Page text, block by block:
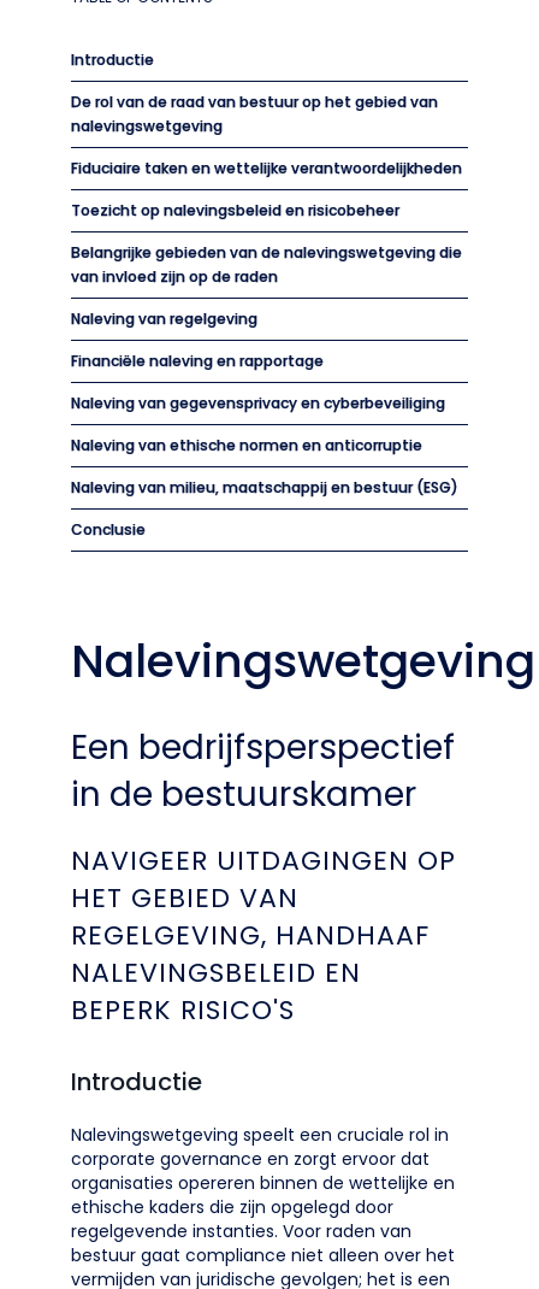
Introductie
De rol van de raad van bestuur op het gebied van
nalevingswetgeving
Fiduciaire taken en wettelijke verantwoordelijkheden
Toezicht op nalevingsbeleid en risicobeheer
Belangrijke gebieden van de nalevingswetgeving die
van invloed zijn op de raden
Naleving van regelgeving
Financiële naleving en rapportage
Naleving van gegevensprivacy en cyberbeveiliging
Naleving van ethische normen en anticorruptie
Naleving van milieu, maatschappij en bestuur (ESG)
Conclusie
Nalevingswetgeving
Een bedrijfsperspectief
in de bestuurskamer
NAVIGEER UITDAGINGEN OP
HET GEBIED VAN
REGELGEVING, HANDHAAF
NALEVINGSBELEID EN
BEPERK RISICO'S
Introductie
Nalevingswetgeving speelt een cruciale rol in
corporate governance en zorgt ervoor dat
organisaties opereren binnen de wettelijke en
ethische kaders die zijn opgelegd door
regelgevende instanties. Voor raden van
bestuur gaat compliance niet alleen over het
vermijden van juridische gevolgen; het is een